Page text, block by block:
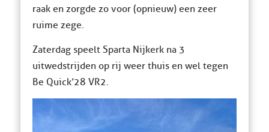
raak en zorgde zo voor (opnieuw) een zeer
ruime zege.
Zaterdag speelt Sparta Nijkerk na 3
uitwedstrijden op rij weer thuis en wel tegen
Be Quick’28 VR2.